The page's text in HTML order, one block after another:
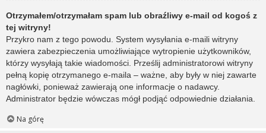
Otrzymałem/otrzymałam spam lub obraźliwy e-mail od kogoś z
tej witryny!
Przykro nam z tego powodu. System wysyłania e-maili witryny
zawiera zabezpieczenia umożliwiające wytropienie użytkowników,
którzy wysyłają takie wiadomości. Prześlij administratorowi witryny
pełną kopię otrzymanego e-maila – ważne, aby były w niej zawarte
nagłówki, ponieważ zawierają one informacje o nadawcy.
Administrator będzie wówczas mógł podjąć odpowiednie działania.
Na górę